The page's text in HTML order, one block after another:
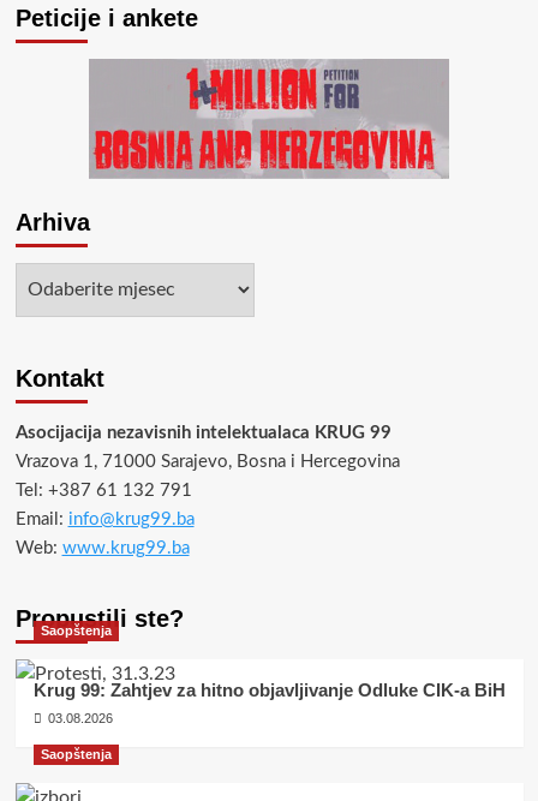
Peticije i ankete
Arhiva
Kontakt
Asocijacija nezavisnih intelektualaca KRUG 99
Vrazova 1, 71000 Sarajevo, Bosna i Hercegovina
Tel: +387 61 132 791
Email: info@krug99.ba
Web: www.krug99.ba
Propustili ste?
Saopštenja
Krug 99: Zahtjev za hitno objavljivanje Odluke CIK-a BiH
03.08.2026
Saopštenja